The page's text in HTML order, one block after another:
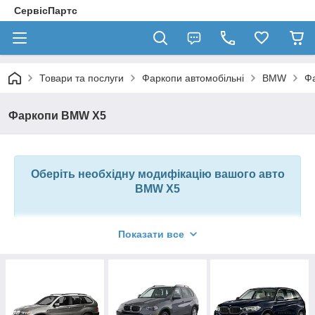
СервісПартс
Товари та послуги Фаркопи автомобільні BMW
Фаркопи BMW X5
Оберіть необхідну модифікацію вашого авто
BMW X5
У цьому розділі можна вибрати найбільш
Ми готові запропонувати фаркопи вітчизняного виробництва,
а також ТСУ всесвітньовідомих брендів Hakpol, Auto-Hak,
Показати все